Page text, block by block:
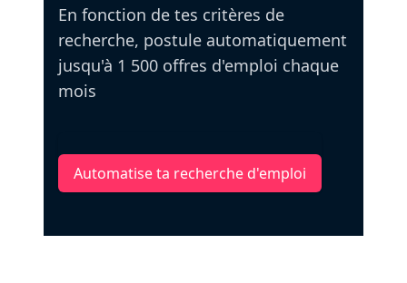
En fonction de tes critères de
recherche, postule automatiquement
jusqu'à 1 500 offres d'emploi chaque
mois
Automatise ta recherche d'emploi